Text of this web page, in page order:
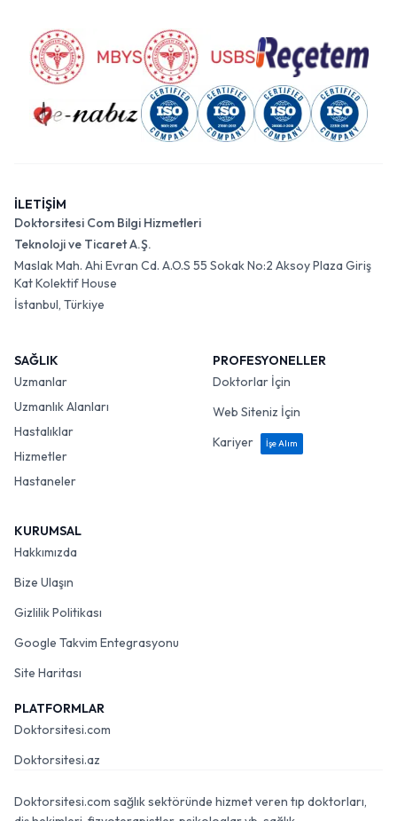
İLETİŞİM
Doktorsitesi Com Bilgi Hizmetleri
Teknoloji ve Ticaret A.Ş.
Maslak Mah. Ahi Evran Cd. A.O.S 55 Sokak No:2 Aksoy Plaza Giriş
Kat Kolektif House
İstanbul, Türkiye
SAĞLIK
Uzmanlar
Uzmanlık Alanları
Hastalıklar
Hizmetler
Hastaneler
PROFESYONELLER
Doktorlar İçin
Web Siteniz İçin
Kariyer
İşe Alım
KURUMSAL
Hakkımızda
Bize Ulaşın
Gizlilik Politikası
Google Takvim Entegrasyonu
Site Haritası
PLATFORMLAR
Doktorsitesi.com
Doktorsitesi.az
Doktorsitesi.com sağlık sektöründe hizmet veren tıp doktorları,